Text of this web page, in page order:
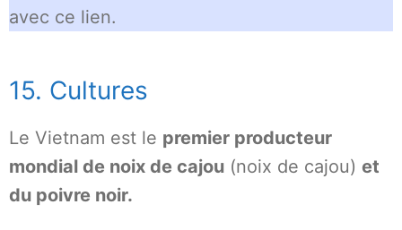
avec ce lien.
15. Cultures
Le Vietnam est le premier producteur
mondial de noix de cajou (noix de cajou) et
du poivre noir.